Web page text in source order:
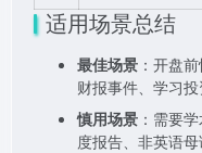
适用场景总结
最佳场景 ：开盘
财报事件、学习
慎用场景 ：需要
度报告、非英语